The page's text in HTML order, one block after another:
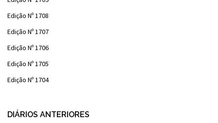
Edição Nº 1708
Edição Nº 1707
Edição Nº 1706
Edição Nº 1705
Edição Nº 1704
DIÁRIOS ANTERIORES